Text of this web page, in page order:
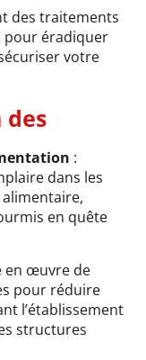
des traitements
pour éradiquer
votre
:
dans les
alimentaire,
en quête
en œuvre de
pour réduire
l’établissement
structures